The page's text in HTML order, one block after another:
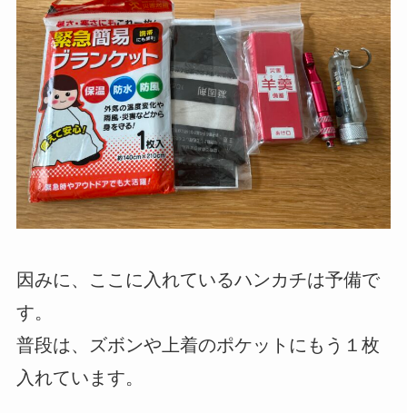
因みに、ここに入れているハンカチは予備で
す。
普段は、ズボンや上着のポケットにもう１枚
入れています。